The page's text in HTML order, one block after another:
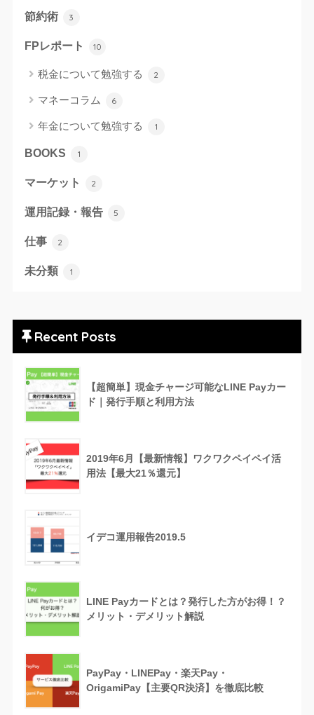
節約術 3
FPレポート 10
税金について勉強する 2
マネーコラム 6
年金について勉強する 1
BOOKS 1
マーケット 2
運用記録・報告 5
仕事 2
未分類 1
Recent Posts
【超簡単】現金チャージ可能なLINE Payカー
ド｜発行手順と利用方法
2019年6月【最新情報】ワクワクペイペイ活
用法【最大21％還元】
イデコ運用報告2019.5
LINE Payカードとは？発行した方がお得！？
メリット・デメリット解説
PayPay・LINEPay・楽天Pay・
OrigamiPay【主要QR決済】を徹底比較